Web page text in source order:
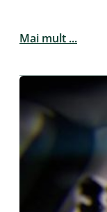
Mai mult ...